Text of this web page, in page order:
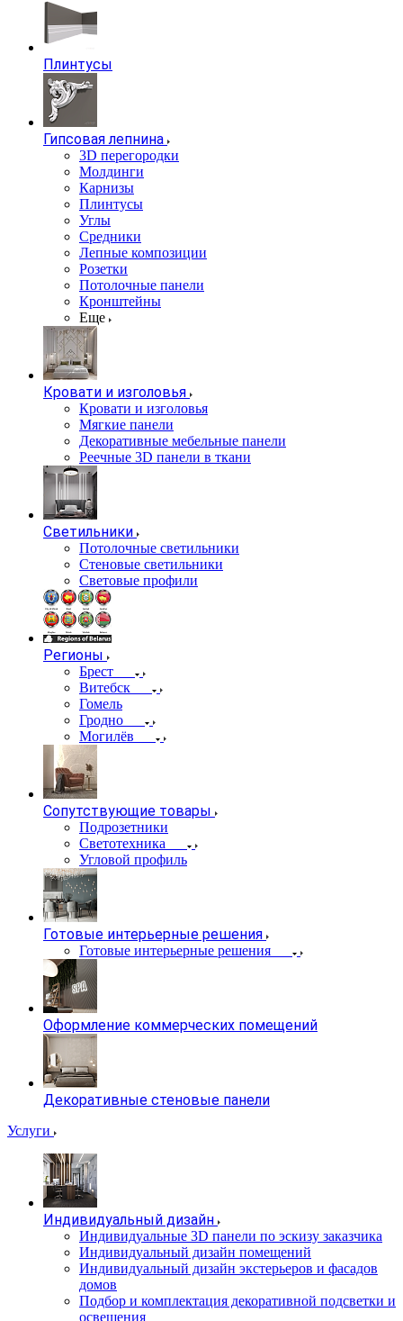
Плинтусы
Гипсовая лепнина
3D перегородки
Молдинги
Карнизы
Плинтусы
Углы
Средники
Лепные композиции
Розетки
Потолочные панели
Кронштейны
Еще
Кровати и изголовья
Кровати и изголовья
Мягкие панели
Декоративные мебельные панели
Реечные 3D панели в ткани
Светильники
Потолочные светильники
Стеновые светильники
Световые профили
Регионы
Брест
Витебск
Гомель
Гродно
Могилёв
Сопутствующие товары
Подрозетники
Светотехника
Угловой профиль
Готовые интерьерные решения
Готовые интерьерные решения
Оформление коммерческих помещений
Декоративные стеновые панели
Услуги
Индивидуальный дизайн
Индивидуальные 3D панели по эскизу заказчика
Индивидуальный дизайн помещений
Индивидуальный дизайн экстерьеров и фасадов
домов
Подбор и комплектация декоративной подсветки и
освещения